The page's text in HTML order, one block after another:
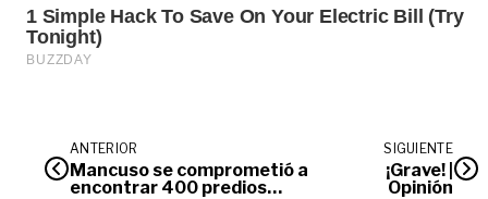
ANTERIOR
Mancuso se comprometió a
encontrar 400 predios
SIGUIENTE
¡Grave! |
Opinión